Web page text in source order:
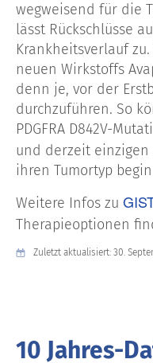
wegweisend für die
lässt Rückschlüsse
Krankheitsverlauf
neuen Wirkstoffs
denn je, vor der
durchzuführen. So
PDGFRA D842V-
und derzeit einzigen
ihren Tumortyp
Weitere Infos zu
Therapieoptionen
Zuletzt aktualisiert: 30.
10 Jahres-